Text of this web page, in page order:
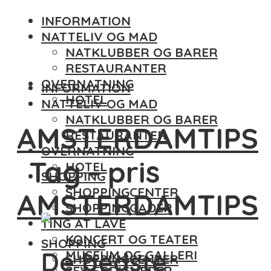
INFORMATION
NATTELIV OG MAD
NATKLUBBER OG BARER
RESTAURANTER
OVERNATNING
HOTEL
AMSTERDAMTIPS
SHOPPING
SHOPPINGCENTER
SHOPPINGGADER
TING AT LAVE
KONCERT OG TEATER
MUSEUM OG GALLERI
INFORMATION
NATTELIV OG MAD
NATKLUBBER OG BARER
RESTAURANTER
OVERNATNING
HOTEL
AMSTERDAMTIPS
SHOPPING
SHOPPINGCENTER
Tag - pris
De bedste